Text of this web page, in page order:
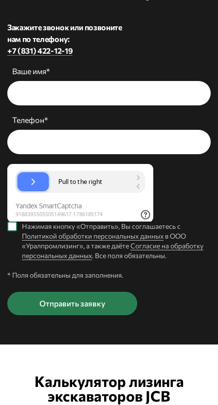
Закажите звонок или позвоните
нам по телефону:
+7 (831) 422-12-19
Ваше имя*
Телефон*
Нажимая кнопку «Отправить», Вы соглашаетесь с
Политикой обработки персональных данных в ООО
«Уралпромлизинг», а также даётеСогласие на обработку
персональных данных. Все поля обязательны.
* Поля обязательны для заполнения.
Калькулятор лизинга
экскаваторов JCB